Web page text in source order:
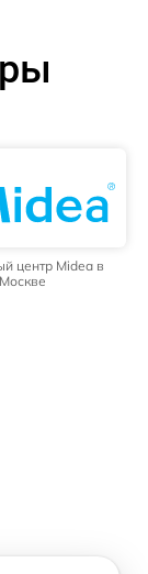
центр Midea в
Москве